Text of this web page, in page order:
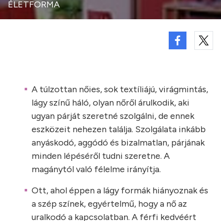
ÉLETFORMA
A túlzottan nőies, sok textíliájú, virágmintás,
lágy színű háló, olyan nőről árulkodik, aki
ugyan párját szeretné szolgálni, de ennek
eszközeit nehezen találja. Szolgálata inkább
anyáskodó, aggódó és bizalmatlan, párjának
minden lépéséről tudni szeretne. A
magánytól való félelme irányítja.
Ott, ahol éppen a lágy formák hiányoznak és
a szép színek, egyértelmű, hogy a nő az
uralkodó a kapcsolatban. A férfi kedvéért